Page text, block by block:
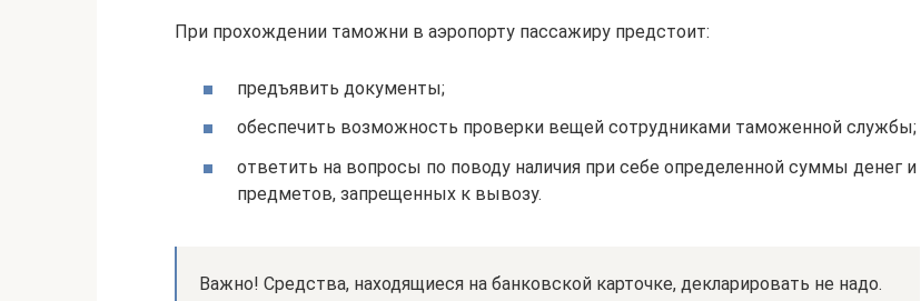
При прохождении таможни в аэропорту пассажиру предстоит:
предъявить документы;
обеспечить возможность проверки вещей сотрудниками таможенной службы;
ответить на вопросы по поводу наличия при себе определенной суммы денег и
предметов, запрещенных к вывозу.
Важно! Средства, находящиеся на банковской карточке, декларировать не надо.